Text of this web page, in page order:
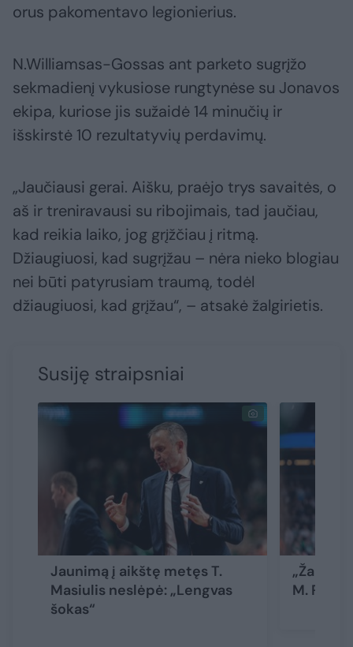
orus pakomentavo legionierius.
N.Williamsas-Gossas ant parketo sugrįžo
sekmadienį vykusiose rungtynėse su Jonavos
ekipa, kuriose jis sužaidė 14 minučių ir
išskirstė 10 rezultatyvių perdavimų.
„Jaučiausi gerai. Aišku, praėjo trys savaitės, o
aš ir treniravausi su ribojimais, tad jaučiau,
kad reikia laiko, jog grįžčiau į ritmą.
Džiaugiuosi, kad sugrįžau – nėra nieko blogiau
nei būti patyrusiam traumą, todėl
džiaugiuosi, kad grįžau“, – atsakė žalgirietis.
Susiję straipsniai
Jaunimą į aikštę metęs T.
Masiulis neslėpė: „Lengvas
šokas“
M.